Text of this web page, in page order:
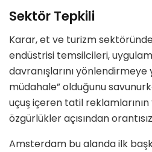
Sektör Tepkili
Karar, et ve turizm
endüstrisi temsilcileri,
davranışlarını
müdahale” olduğunu
uçuş içeren tatil
özgürlükler açısından
Amsterdam bu alanda ilk